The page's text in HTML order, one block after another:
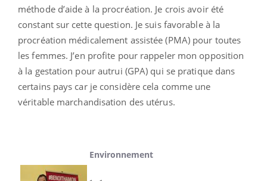
méthode d’aide à la procréation. Je crois avoir été
constant sur cette question. Je suis favorable à la
procréation médicalement assistée (PMA) pour toutes
les femmes. J’en profite pour rappeler mon opposition
à la gestation pour autrui (GPA) qui se pratique dans
certains pays car je considère cela comme une
véritable marchandisation des utérus.
Environnement